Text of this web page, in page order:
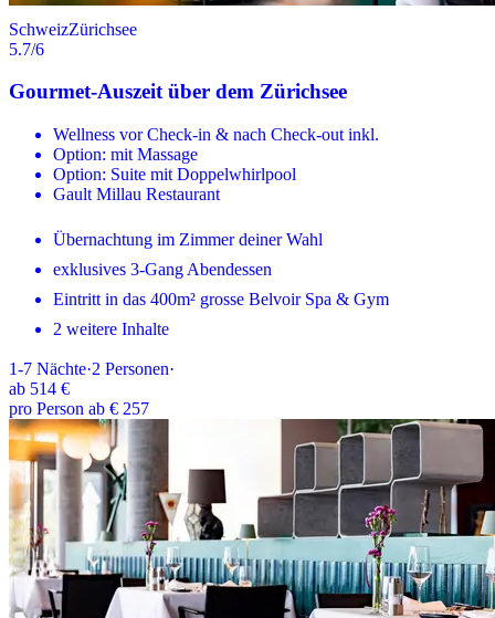
SchweizZürichsee
5.7/6
Gourmet-Auszeit über dem Zürichsee
Wellness vor Check-in & nach Check-out inkl.
Option: mit Massage
Option: Suite mit Doppelwhirlpool
Gault Millau Restaurant
Übernachtung im Zimmer deiner Wahl
exklusives 3-Gang Abendessen
Eintritt in das 400m² grosse Belvoir Spa & Gym
2 weitere Inhalte
1-7 Nächte·2 Personen·
ab 514 €
pro Person ab € 257